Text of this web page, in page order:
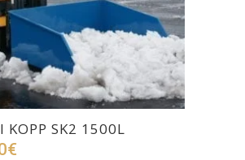
OSTUKORVI
KOPP SK2 1500L
€